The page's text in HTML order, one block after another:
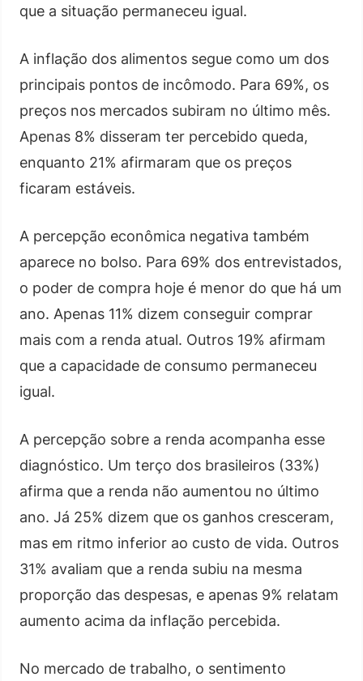
que a situação permaneceu igual.
A inflação dos alimentos segue como um dos
principais pontos de incômodo. Para 69%, os
preços nos mercados subiram no último mês.
Apenas 8% disseram ter percebido queda,
enquanto 21% afirmaram que os preços
ficaram estáveis.
A percepção econômica negativa também
aparece no bolso. Para 69% dos entrevistados,
o poder de compra hoje é menor do que há um
ano. Apenas 11% dizem conseguir comprar
mais com a renda atual. Outros 19% afirmam
que a capacidade de consumo permaneceu
igual.
A percepção sobre a renda acompanha esse
diagnóstico. Um terço dos brasileiros (33%)
afirma que a renda não aumentou no último
ano. Já 25% dizem que os ganhos cresceram,
mas em ritmo inferior ao custo de vida. Outros
31% avaliam que a renda subiu na mesma
proporção das despesas, e apenas 9% relatam
aumento acima da inflação percebida.
No mercado de trabalho, o sentimento